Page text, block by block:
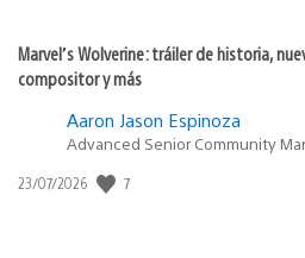
Marvel’s Wolverine: tráiler de historia,
compositor y más
Aaron Jason Espinoza
Advanced Senior Community
Fecha
23/07/2026 7